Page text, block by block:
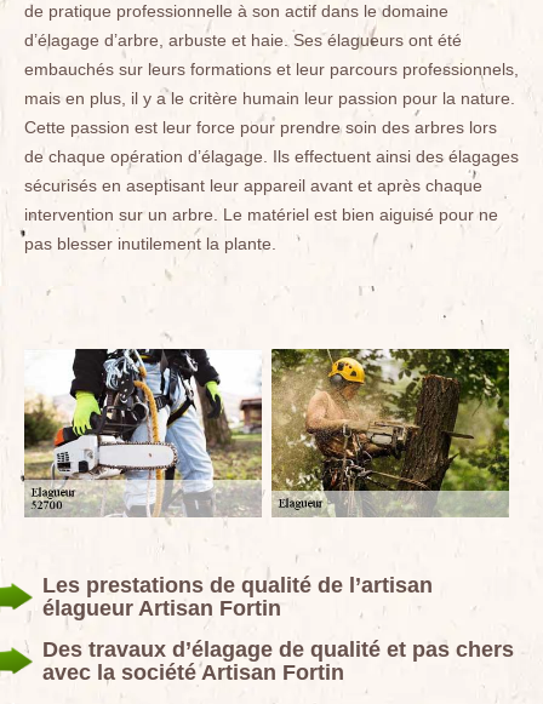
de pratique professionnelle à son actif dans le domaine
d’élagage d’arbre, arbuste et haie. Ses élagueurs ont été
embauchés sur leurs formations et leur parcours professionnels,
mais en plus, il y a le critère humain leur passion pour la nature.
Cette passion est leur force pour prendre soin des arbres lors
de chaque opération d’élagage. Ils effectuent ainsi des élagages
sécurisés en aseptisant leur appareil avant et après chaque
intervention sur un arbre. Le matériel est bien aiguisé pour ne
pas blesser inutilement la plante.
Les prestations de qualité de l’artisan
élagueur Artisan Fortin
Des travaux d’élagage de qualité et pas chers
avec la société Artisan Fortin